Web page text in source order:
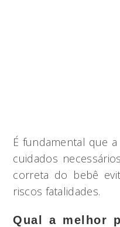
É fundamental que
cuidados
correta do bebê
riscos fatalidades.
Qual a melhor